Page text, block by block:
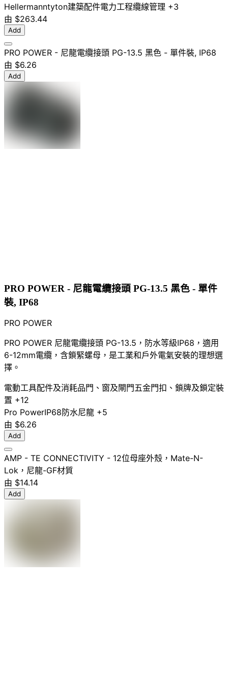
Hellermanntyton建築配件電力工程纜線管理 +3
由 $263.44
Add
PRO POWER - 尼龍電纜接頭 PG-13.5 黑色 - 單件裝, IP68
由 $6.26
Add
PRO POWER - 尼龍電纜接頭 PG-13.5 黑色 - 單件
裝, IP68
PRO POWER
PRO POWER 尼龍電纜接頭 PG-13.5，防水等級IP68，適用
6-12mm電纜，含鎖緊螺母，是工業和戶外電氣安裝的理想選
擇。
電動工具配件及消耗品門、窗及閘門五金門扣、鎖牌及鎖定裝
置 +12
Pro PowerIP68防水尼龍 +5
由 $6.26
Add
AMP - TE CONNECTIVITY - 12位母座外殼，Mate-N-
Lok，尼龍-GF材質
由 $14.14
Add